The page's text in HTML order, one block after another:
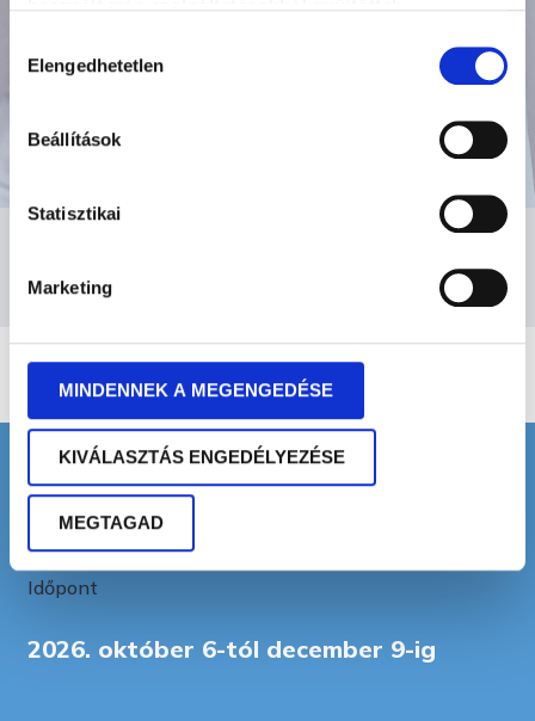
kiválasztása
Elengedhetetlen
Beállítások
Statisztikai
Marketing
MINDENNEK A MEGENGEDÉSE
KIVÁLASZTÁS ENGEDÉLYEZÉSE
MEGTAGAD
kutatóbiológus, az AGORA Oktatási Intézet PM
üzletágvezetője, IPMA tréner
Fontos információk
Időpont
2026. október 6-tól december 9-ig